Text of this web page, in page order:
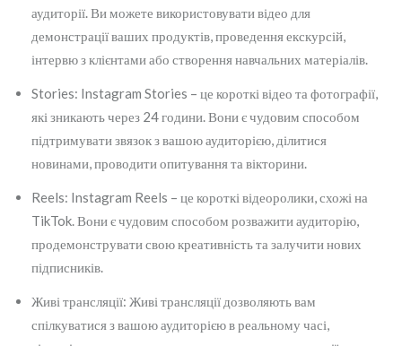
аудиторії. Ви можете використовувати відео для
демонстрації ваших продуктів, проведення екскурсій,
інтервю з клієнтами або створення навчальних матеріалів.
Stories: Instagram Stories – це короткі відео та фотографії,
які зникають через 24 години. Вони є чудовим способом
підтримувати звязок з вашою аудиторією, ділитися
новинами, проводити опитування та вікторини.
Reels: Instagram Reels – це короткі відеоролики, схожі на
TikTok. Вони є чудовим способом розважити аудиторію,
продемонструвати свою креативність та залучити нових
підписників.
Живі трансляції: Живі трансляції дозволяють вам
спілкуватися з вашою аудиторією в реальному часі,